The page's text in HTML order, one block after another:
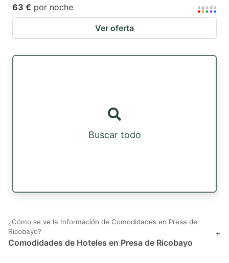
63 € por noche
Ver oferta
Buscar todo
¿Cómo se ve la Información de Comodidades en Presa de
Ricobayo?
Comodidades de Hoteles en Presa de Ricobayo
+